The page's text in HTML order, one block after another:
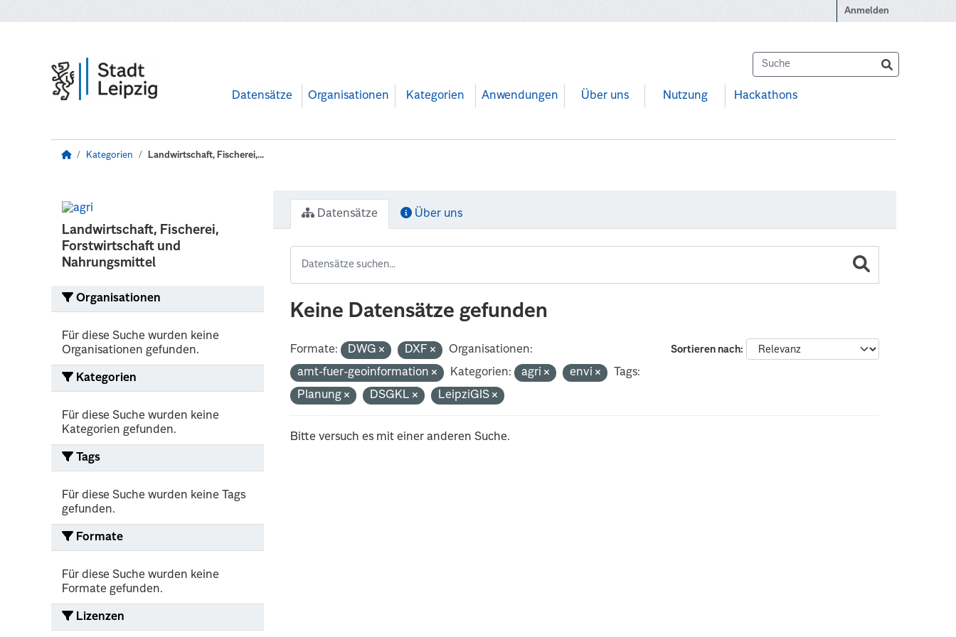
Anmelden
Datensätze Organisationen Kategorien Anwendungen Über uns Nutzung Hackathons
Kategorien Landwirtschaft, Fischerei,...
Landwirtschaft, Fischerei,
Forstwirtschaft und
Nahrungsmittel
Organisationen
Für diese Suche wurden keine
Organisationen gefunden.
Kategorien
Für diese Suche wurden keine
Kategorien gefunden.
Tags
Für diese Suche wurden keine Tags
gefunden.
Formate
Für diese Suche wurden keine
Formate gefunden.
Lizenzen
Datensätze Über uns
Keine Datensätze gefunden
Sortieren nach
Formate: DWG DXF
Organisationen:
amt-fuer-geoinformation
Kategorien: agri envi
Tags:
Planung
DSGKL LeipziGIS
Bitte versuch es mit einer anderen Suche.